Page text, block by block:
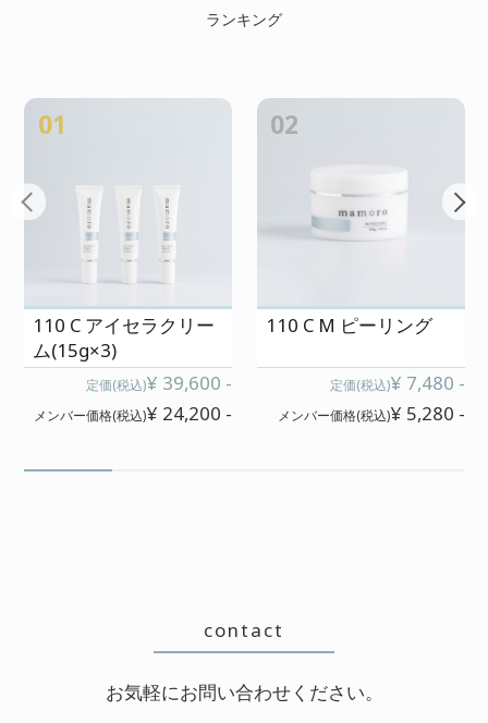
ランキング
01
110 C アイセラクリー
ム(15g×3)
定価(税込)¥ 39,600 -
メンバー価格(税込)¥ 24,200 -
02
110 C M ピーリング
定価(税込)¥ 7,480 -
メンバー価格(税込)¥ 5,280 -
contact
お気軽にお問い合わせください。